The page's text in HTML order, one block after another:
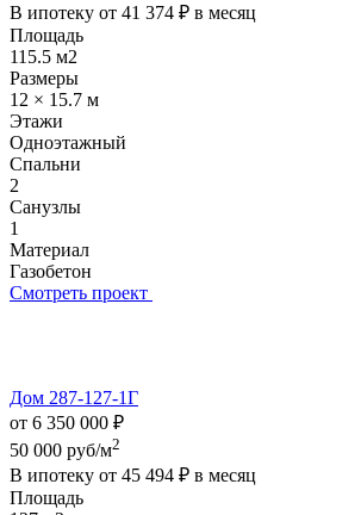
В ипотеку от 41 374 ₽ в месяц
Площадь
115.5 м2
Размеры
12 × 15.7 м
Этажи
Одноэтажный
Спальни
2
Санузлы
1
Материал
Газобетон
Смотреть проект
Дом 287-127-1Г
от 6 350 000 ₽
50 000 руб/м2
В ипотеку от 45 494 ₽ в месяц
Площадь